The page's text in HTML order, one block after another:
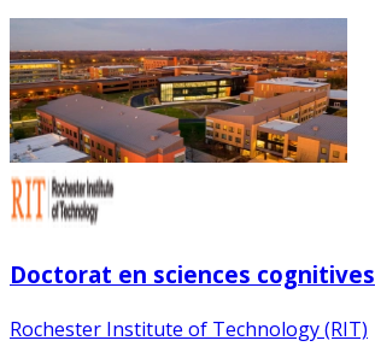
Doctorat en sciences cognitives
Rochester Institute of Technology (RIT)